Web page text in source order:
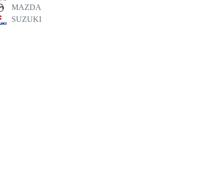
MAZDA
SUZUKI